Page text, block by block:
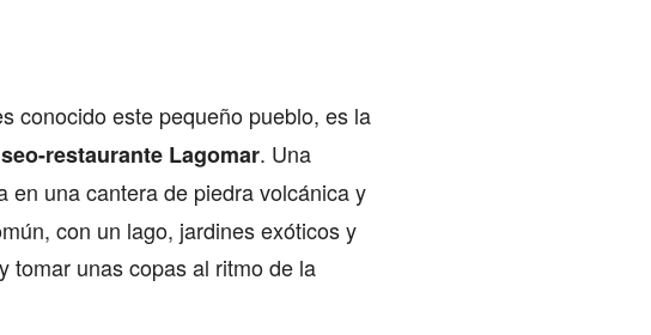
conocido este pequeño pueblo, es la
restaurante Lagomar. Una
en una cantera de piedra volcánica y
con un lago, jardines exóticos y
tomar unas copas al ritmo de la